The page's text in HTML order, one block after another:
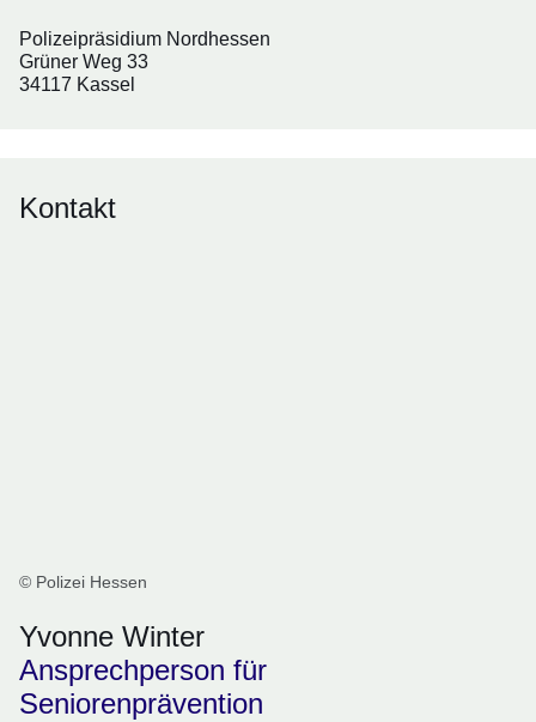
Polizeipräsidium Nordhessen
Grüner Weg 33
34117 Kassel
Kontakt
© Polizei Hessen
Yvonne Winter
Ansprechperson für
Seniorenprävention